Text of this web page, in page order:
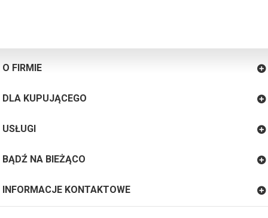
O FIRMIE
DLA KUPUJĄCEGO
USŁUGI
BĄDŹ NA BIEŻĄCO
INFORMACJE KONTAKTOWE